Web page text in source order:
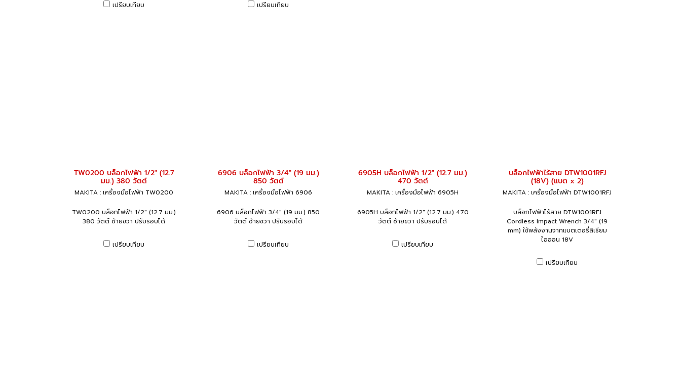
เปรียบเทียบ เปรียบเทียบ
TW0200 บล็อกไฟฟ้า 1/2" (12.7
มม.) 380 วัตต์
MAKITA : เครื่องมือไฟฟ้า TW0200
TW0200 บล็อกไฟฟ้า 1/2" (12.7 มม.)
380 วัตต์ ซ้ายขวา ปรับรอบได้
เปรียบเทียบ
6906 บล็อกไฟฟ้า 3/4" (19 มม.)
850 วัตต์
MAKITA : เครื่องมือไฟฟ้า 6906
6906 บล็อกไฟฟ้า 3/4" (19 มม.) 850
วัตต์ ซ้ายขวา ปรับรอบได้
เปรียบเทียบ
6905H บล็อกไฟฟ้า 1/2" (12.7 มม.)
470 วัตต์
MAKITA : เครื่องมือไฟฟ้า 6905H
6905H บล็อกไฟฟ้า 1/2" (12.7 มม.) 470
วัตต์ ซ้ายขวา ปรับรอบได้
เปรียบเทียบ
บล็อกไฟฟ้าไร้สาย DTW1001RFJ
(18V) (แบต x 2)
MAKITA : เครื่องมือไฟฟ้า DTW1001RFJ
บล็อกไฟฟ้าไร้สาย DTW1001RFJ
Cordless Impact Wrench 3/4" (19
mm) ใช้พลังงานจากแบตเตอรี่ลิเธียม
ไอออน 18V
เปรียบเทียบ